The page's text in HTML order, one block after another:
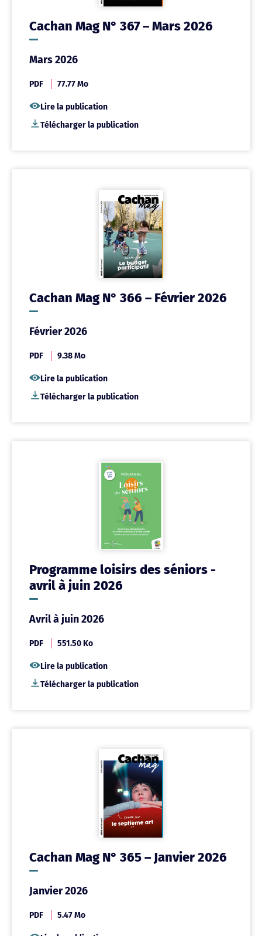
Cachan Mag N° 367 – Mars 2026
Mars 2026
PDF 77.77 Mo
Lire la publication
Télécharger la publication
Cachan Mag N° 366 – Février 2026
Février 2026
PDF 9.38 Mo
Lire la publication
Télécharger la publication
Programme loisirs des séniors -
avril à juin 2026
Avril à juin 2026
PDF 551.50 Ko
Lire la publication
Télécharger la publication
Cachan Mag N° 365 – Janvier 2026
Janvier 2026
PDF 5.47 Mo